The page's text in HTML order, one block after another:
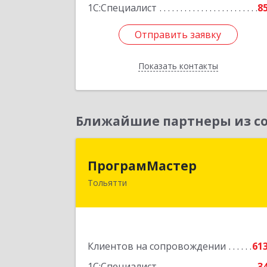
1С:Специалист
Отправить заявку
Показать контакты
Отправить заявку
Назад
Ближайшие партнеры из
ПрограмМастер
Тольятти
Клиентов на сопровождении
445004, Самарская обл, Тольятти г,